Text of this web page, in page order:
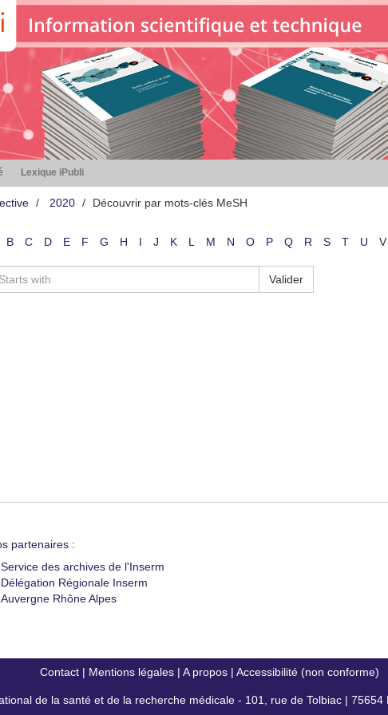
Lexique iPubli
2020 Découvrir par mots-clés MeSH
B C D E F G H I J K L M N O P Q R S T U V
Valider
partenaires :
Service des archives de l'Inserm
Délégation Régionale Inserm
Auvergne Rhône Alpes
Contact| Mentions légales| A propos| Accessibilité (non conforme)
de la santé et de la recherche médicale - 101, rue de Tolbiac | 75654